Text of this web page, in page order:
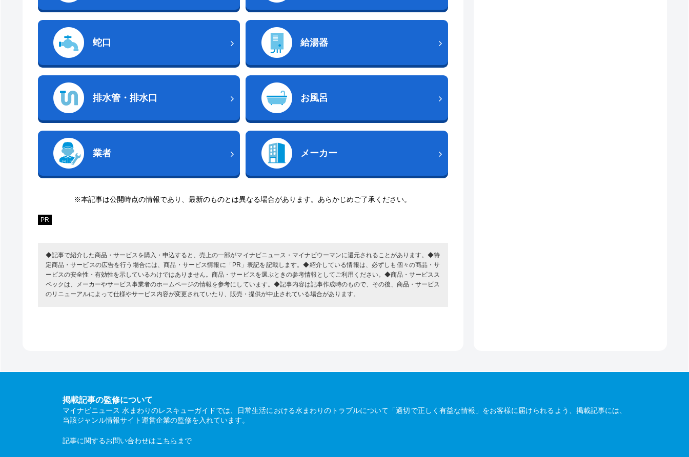
蛇口 給湯器
排水管・排水口 お風呂
業者 メーカー
※本記事は公開時点の情報であり、最新のものとは異なる場合があります。あらかじめご了承ください。
PR
◆記事で紹介した商品・サービスを購入・申込すると、売上の一部がマイナビニュース・マイナビウーマンに還元されることがあります。◆特
定商品・サービスの広告を行う場合には、商品・サービス情報に「PR」表記を記載します。◆紹介している情報は、必ずしも個々の商品・サ
ービスの安全性・有効性を示しているわけではありません。商品・サービスを選ぶときの参考情報としてご利用ください。◆商品・サービスス
ペックは、メーカーやサービス事業者のホームページの情報を参考にしています。◆記事内容は記事作成時のもので、その後、商品・サービス
のリニューアルによって仕様やサービス内容が変更されていたり、販売・提供が中止されている場合があります。
掲載記事の監修について
マイナビニュース 水まわりのレスキューガイドでは、日常生活における水まわりのトラブルについて「適切で正しく有益な情報」をお客様に届けられるよう、掲載記事には、
当該ジャンル情報サイト運営企業の監修を入れています。
記事に関するお問い合わせはこちら まで